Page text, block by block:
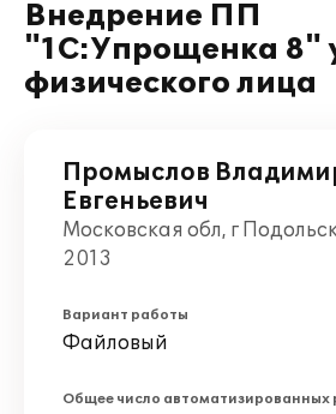
Внедрение ПП
"1С:Упрощенка 8"
физического лица
Промыслов
Евгеньевич
Московская обл, г
2013
Вариант работы
Файловый
Общее число автоматизированных